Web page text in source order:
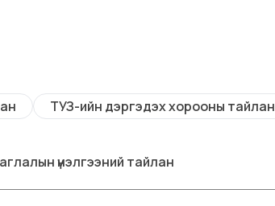
ТУЗ-ийн дэргэдэх хорооны тайлан
үнэлгээний тайлан